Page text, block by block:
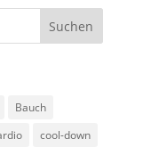
Bauch
cool-down